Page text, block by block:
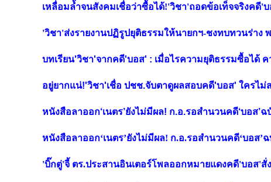
เหลื่อมล้ำจนสังคมเชื่อว่าซื้อได้!'วิชา'ถอดข้อเท็จจริงคดี'
'วิชา'ส่งรายงานปฏิรูปยุติธรรมให้นายกฯ-ชงทบทวนร่าง
บทเรียน'วิชา'จากคดี'บอส' : เมื่อไรความยุติธรรมซื้อได้
อยู่ยากแน่!'วิชา'เชื่อ ปชช.จับตาดูผลสอบคดี'บอส' ใครไม่
หนังสือลาออก‘เนตร’ยังไม่มีผล! ก.อ.รอสำนวนคดี‘บอส’
หนังสือลาออก‘เนตร’ยังไม่มีผล! ก.อ.รอสำนวนคดี‘บอส’
'บิ๊กตู่'จี้ ตร.ประสานอินเตอร์โพลออกหมายแดงคดี'บอส'